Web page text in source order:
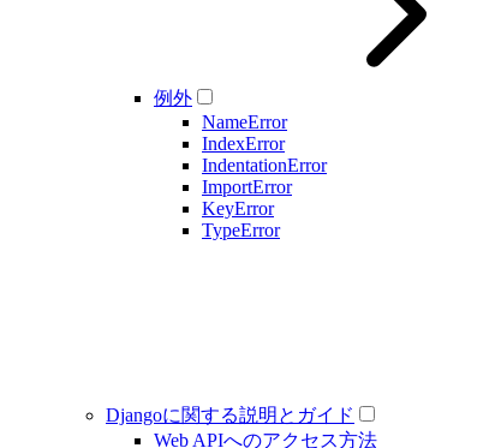
例外
NameError
IndexError
IndentationError
ImportError
KeyError
TypeError
Djangoに関する説明とガイド
Web APIへのアクセス方法